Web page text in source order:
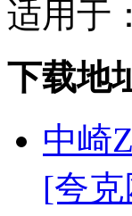
适用于
下载地
中崎
[夸